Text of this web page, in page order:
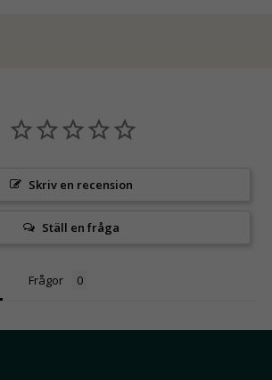
Skriv en recension
Ställ en fråga
Frågor